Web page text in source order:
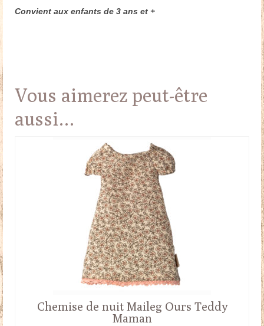
Convient aux enfants de 3 ans et +
Vous aimerez peut-être
aussi…
Chemise de nuit Maileg Ours Teddy
Maman